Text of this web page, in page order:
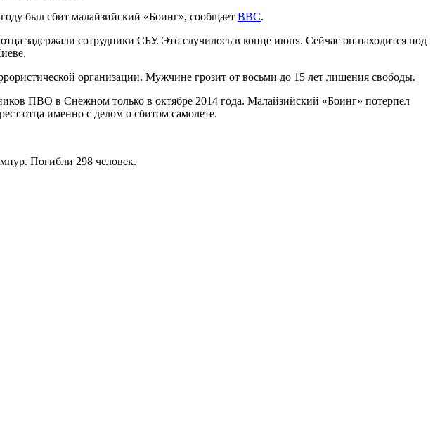
был сбит малайзийский «Боинг», сообщает BBC.
задержали сотрудники СБУ. Это случилось в конце июня. Сейчас он находится под
организации. Мужчине грозит от восьми до 15 лет лишения свободы.
ПВО в Снежном только в октябре 2014 года. Малайзийский «Боинг» потерпел
отца именно с делом о сбитом самолете.
Погибли 298 человек.